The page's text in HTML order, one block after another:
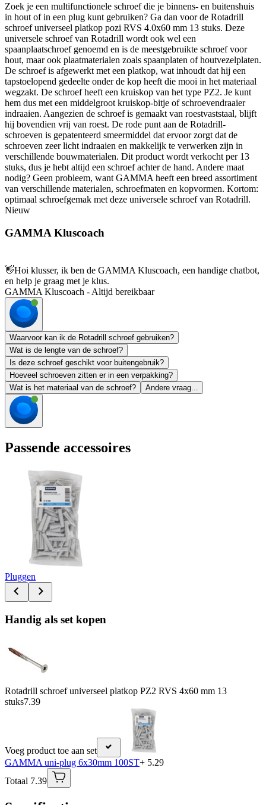
Zoek je een multifunctionele schroef die je binnens- en buitenshuis
in hout of in een plug kunt gebruiken? Ga dan voor de Rotadrill
schroef universeel platkop pozi RVS 4.0x60 mm 13 stuks. Deze
universele schroef van Rotadrill wordt ook wel een
spaanplaatschroef genoemd en is de meestgebruikte schroef voor
hout, maar ook plaatmaterialen zoals spaanplaten of houtvezelplaten.
De schroef is afgewerkt met een platkop, wat inhoudt dat hij een
tapstoelopend gedeelte onder de kop heeft die mooi in het materiaal
wegzakt. De schroef heeft een kruiskop van het type PZ2. Je kunt
hem dus met een middelgroot kruiskop-bitje of schroevendraaier
indraaien. Aangezien de schroef is gemaakt van roestvaststaal, blijft
hij bovendien vrij van roest. De rode punt aan de Rotadrill-
schroeven is gepatenteerd smeermiddel dat ervoor zorgt dat de
schroeven zeer licht indraaien en makkelijk te verwerken zijn in
verschillende bouwmaterialen. Dit product wordt verkocht per 13
stuks, dus je hebt altijd een schroef achter de hand. Andere maat
nodig? Geen probleem, want GAMMA heeft een breed assortiment
van verschillende materialen, schroefmaten en kopvormen. Kortom:
optimaal schroefgemak met deze universele schroef van Rotadrill.
Nieuw
GAMMA Kluscoach
👋Hoi klusser, ik ben de GAMMA Kluscoach, een handige chatbot,
en help je graag met je klus.
GAMMA Kluscoach - Altijd bereikbaar
Waarvoor kan ik de Rotadrill schroef gebruiken?
Wat is de lengte van de schroef?
Is deze schroef geschikt voor buitengebruik?
Hoeveel schroeven zitten er in een verpakking?
Wat is het materiaal van de schroef?
Andere vraag...
Passende accessoires
Pluggen
Handig als set kopen
Rotadrill schroef universeel platkop PZ2 RVS 4x60 mm 13
stuks7.39
Voeg product toe aan set
GAMMA uni-plug 6x30mm 100ST+ 5.29
Totaal 7.39